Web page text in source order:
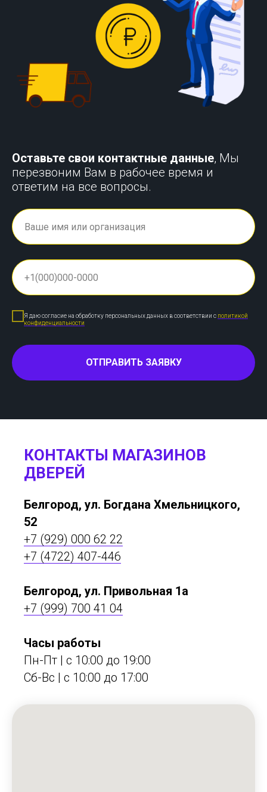
Оставьте свои контактные данные, Мы
перезвоним Вам в рабочее время и
ответим на все вопросы.
Я даю согласие на обработку персональных данных в соответствии с политикой
конфиденциальности
ОТПРАВИТЬ ЗАЯВКУ
КОНТАКТЫ МАГАЗИНОВ
ДВЕРЕЙ
Белгород, ул. Богдана Хмельницкого,
52
+7 (929) 000 62 22
+7 (4722) 407-446
Белгород, ул. Привольная 1а
+7 (999) 700 41 04
Часы работы
Пн-Пт | с 10:00 до 19:00
Сб-Вс | c 10:00 до 17:00